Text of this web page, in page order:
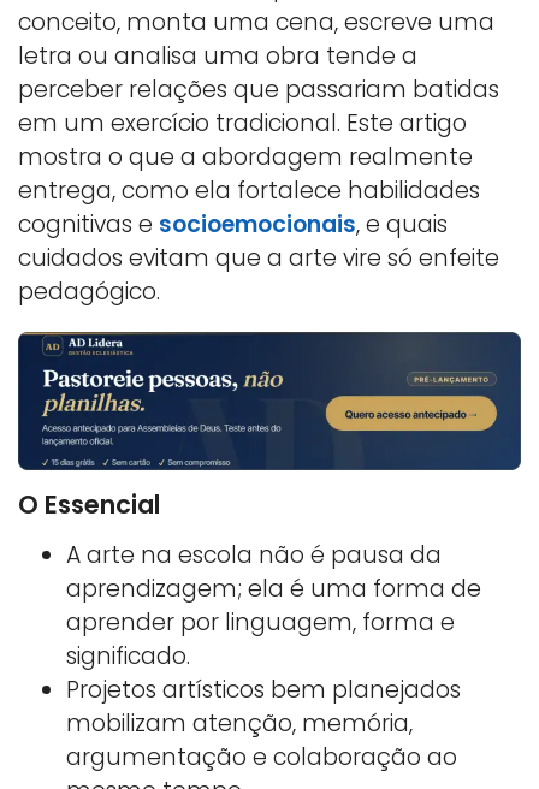
conceito, monta uma cena, escreve uma
letra ou analisa uma obra tende a
perceber relações que passariam batidas
em um exercício tradicional. Este artigo
mostra o que a abordagem realmente
entrega, como ela fortalece habilidades
cognitivas e socioemocionais, e quais
cuidados evitam que a arte vire só enfeite
pedagógico.
O Essencial
A arte na escola não é pausa da
aprendizagem; ela é uma forma de
aprender por linguagem, forma e
significado.
Projetos artísticos bem planejados
mobilizam atenção, memória,
argumentação e colaboração ao